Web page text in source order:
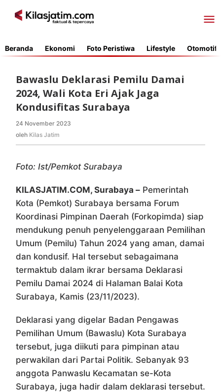
Beranda Ekonomi Foto Peristiwa Lifestyle Otomotif
Bawaslu Deklarasi Pemilu Damai
2024, Wali Kota Eri Ajak Jaga
Kondusifitas Surabaya
24 November 2023
oleh Kilas Jatim
Foto: Ist/Pemkot Surabaya
KILASJATIM.COM, Surabaya – Pemerintah
Kota (Pemkot) Surabaya bersama Forum
Koordinasi Pimpinan Daerah (Forkopimda) siap
mendukung penuh penyelenggaraan Pemilihan
Umum (Pemilu) Tahun 2024 yang aman, damai
dan kondusif. Hal tersebut sebagaimana
termaktub dalam ikrar bersama Deklarasi
Pemilu Damai 2024 di Halaman Balai Kota
Surabaya, Kamis (23/11/2023).
Deklarasi yang digelar Badan Pengawas
Pemilihan Umum (Bawaslu) Kota Surabaya
tersebut, juga diikuti para pimpinan atau
perwakilan dari Partai Politik. Sebanyak 93
anggota Panwaslu Kecamatan se-Kota
Surabaya, juga hadir dalam deklarasi tersebut.